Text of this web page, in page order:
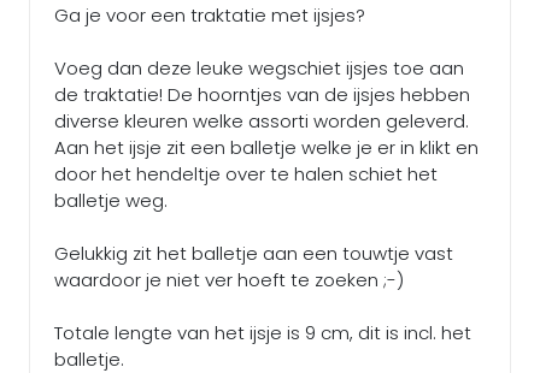
Ga je voor een traktatie met ijsjes?
Voeg dan deze leuke wegschiet ijsjes toe aan
de traktatie! De hoorntjes van de ijsjes hebben
diverse kleuren welke assorti worden geleverd.
Aan het ijsje zit een balletje welke je er in klikt en
door het hendeltje over te halen schiet het
balletje weg.
Gelukkig zit het balletje aan een touwtje vast
waardoor je niet ver hoeft te zoeken ;-)
Totale lengte van het ijsje is 9 cm, dit is incl. het
balletje.